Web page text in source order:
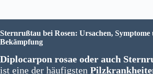
Sternrußtau bei Rosen: Ursachen,
Bekämpfung
Diplocarpon rosae oder auch
ist eine der häufigsten